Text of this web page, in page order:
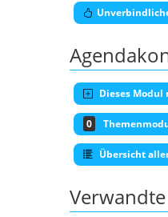
Dieses
0
Übersicht